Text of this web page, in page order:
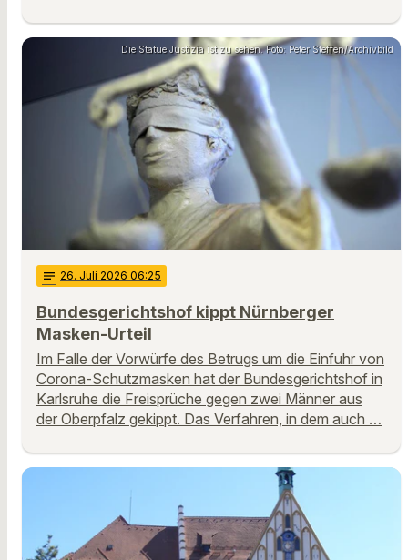
Die Statue Justizia ist zu sehen. Foto: Peter Steffen/Archivbild
notes 26. Juli 2026 06:25
Bundesgerichtshof kippt Nürnberger
Masken-Urteil
Im Falle der Vorwürfe des Betrugs um die Einfuhr von
Corona-Schutzmasken hat der Bundesgerichtshof in
Karlsruhe die Freisprüche gegen zwei Männer aus
der Oberpfalz gekippt. Das Verfahren, in dem auch …